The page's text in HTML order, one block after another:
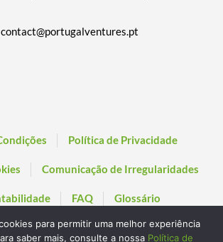
contact@portugalventures.pt
Política de Privacidade
Comunicação de Irregularidades
FAQ Glossário
para permitir uma melhor experiência
saber mais, consulte a nossa Política de